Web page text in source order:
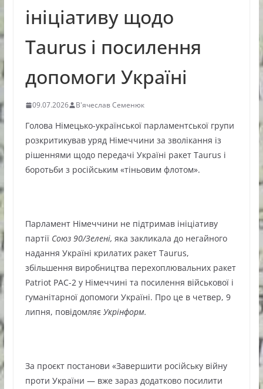
ініціативу щодо
Taurus і посилення
допомоги Україні
09.07.2026 В'ячеслав Семенюк
Голова Німецько-української парламентської групи
розкритикував уряд Німеччини за зволікання із
рішеннями щодо передачі Україні ракет Taurus і
боротьби з російським «тіньовим флотом».
Парламент Німеччини не підтримав ініціативу
партії Союз 90/Зелені, яка закликала до негайного
надання Україні крилатих ракет Taurus,
збільшення виробництва перехоплювальних ракет
Patriot PAC-2 у Німеччині та посилення військової і
гуманітарної допомоги Україні. Про це в четвер, 9
липня, повідомляє Укрінформ.
За проєкт постанови «Завершити російську війну
проти України — вже зараз додатково посилити